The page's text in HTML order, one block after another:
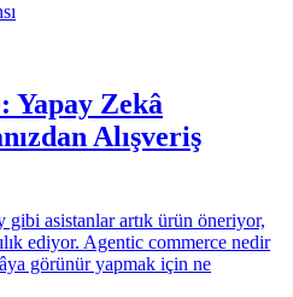
Yapay Zekâ
Alışveriş
asistanlar artık ürün öneriyor,
ediyor. Agentic commerce nedir
görünür yapmak için ne